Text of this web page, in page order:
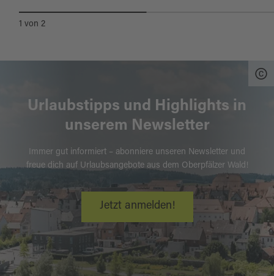
1 von2
Urlaubstipps und Highlights in
unserem Newsletter
Immer gut informiert – abonniere unseren Newsletter und
freue dich auf Urlaubsangebote aus dem Oberpfälzer Wald!
Jetzt anmelden!